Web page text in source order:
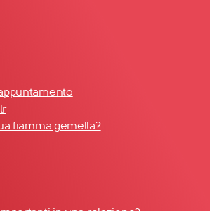
fiamma gemella?